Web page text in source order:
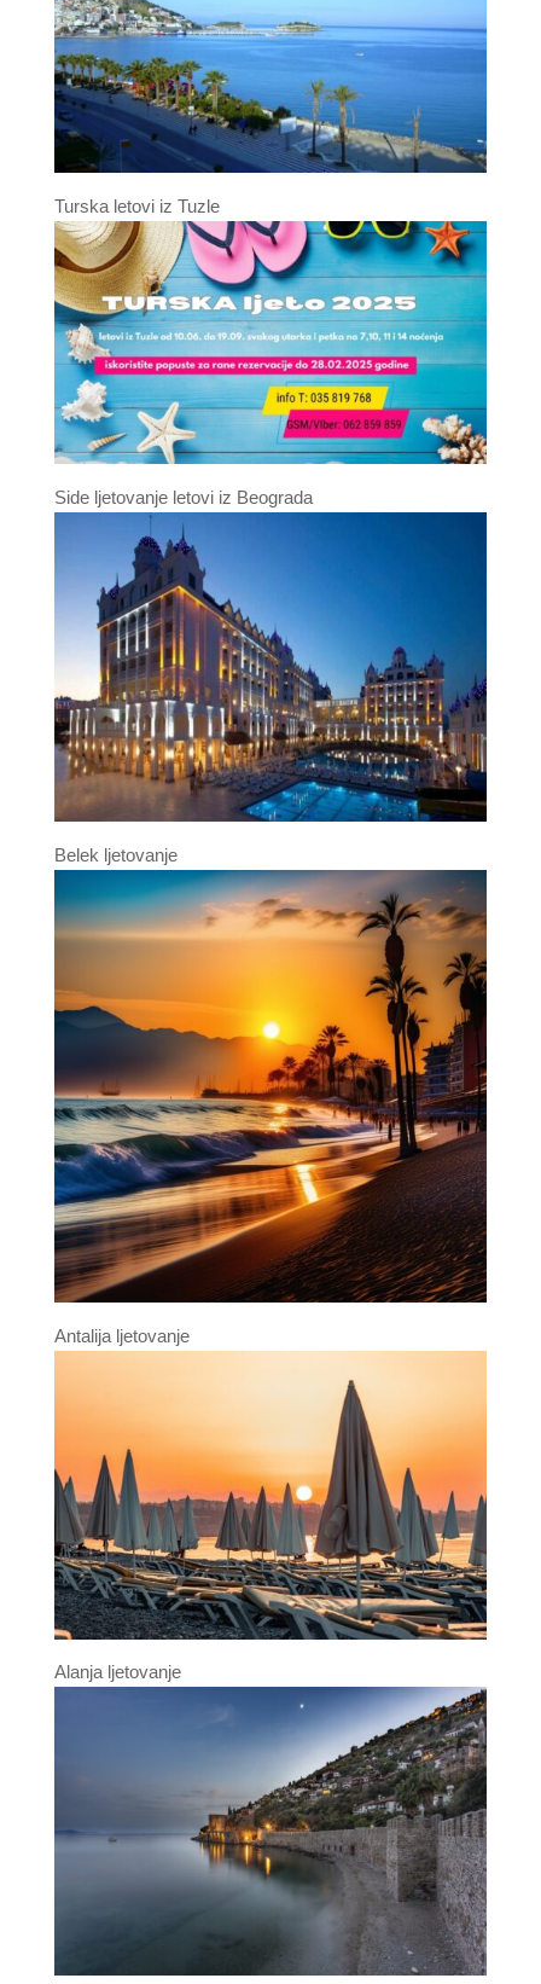
Turska letovi iz Tuzle
Side ljetovanje letovi iz Beograda
Belek ljetovanje
Antalija ljetovanje
Alanja ljetovanje